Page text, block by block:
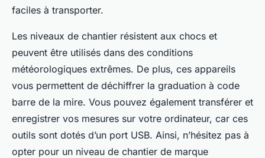
faciles à transporter.
Les niveaux de chantier résistent aux chocs et
peuvent être utilisés dans des conditions
météorologiques extrêmes. De plus, ces appareils
vous permettent de déchiffrer la graduation à code
barre de la mire. Vous pouvez également transférer et
enregistrer vos mesures sur votre ordinateur, car ces
outils sont dotés d’un port USB. Ainsi, n’hésitez pas à
opter pour un niveau de chantier de marque